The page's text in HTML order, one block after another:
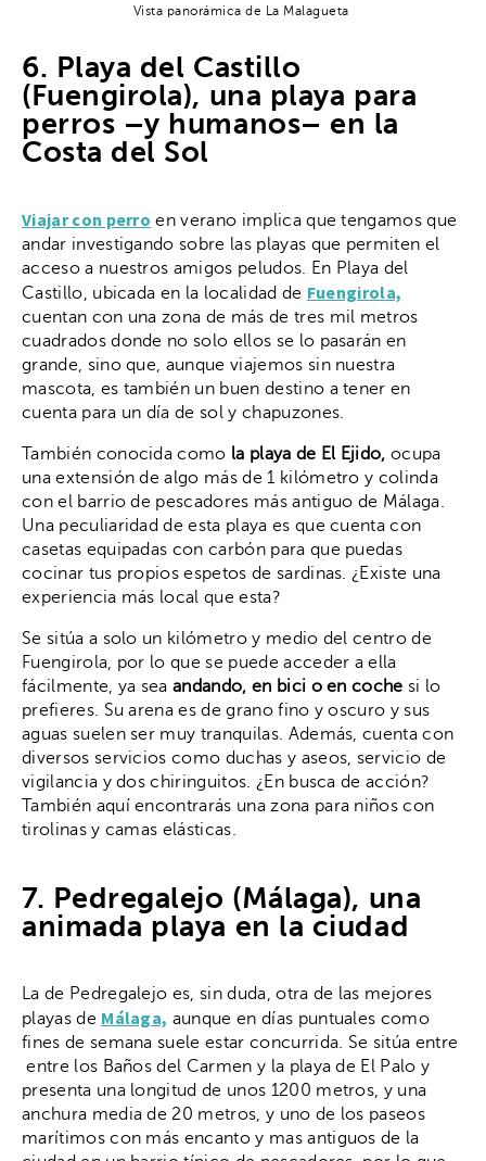
Vista panorámica de La Malagueta
6. Playa del Castillo
(Fuengirola), una playa para
perros –y humanos– en la
Costa del Sol
Viajar con perro en verano implica que tengamos que
andar investigando sobre las playas que permiten el
acceso a nuestros amigos peludos. En Playa del
Castillo, ubicada en la localidad de Fuengirola,
cuentan con una zona de más de tres mil metros
cuadrados donde no solo ellos se lo pasarán en
grande, sino que, aunque viajemos sin nuestra
mascota, es también un buen destino a tener en
cuenta para un día de sol y chapuzones.
También conocida como la playa de El Ejido, ocupa
una extensión de algo más de 1 kilómetro y colinda
con el barrio de pescadores más antiguo de Málaga.
Una peculiaridad de esta playa es que cuenta con
casetas equipadas con carbón para que puedas
cocinar tus propios espetos de sardinas. ¿Existe una
experiencia más local que esta?
Se sitúa a solo un kilómetro y medio del centro de
Fuengirola, por lo que se puede acceder a ella
fácilmente, ya seaandando, en bici o en coche si lo
prefieres. Su arena es de grano fino y oscuro y sus
aguas suelen ser muy tranquilas. Además, cuenta con
diversos servicios como duchas y aseos, servicio de
vigilancia y dos chiringuitos. ¿En busca de acción?
También aquí encontrarás una zona para niños con
tirolinas y camas elásticas.
7. Pedregalejo (Málaga), una
animada playa en la ciudad
La de Pedregalejo es, sin duda, otra de las mejores
playas de Málaga, aunque en días puntuales como
fines de semana suele estar concurrida. Se sitúa entre
entre los Baños del Carmen y la playa de El Palo y
presenta una longitud de unos 1200 metros, y una
anchura media de 20 metros, y uno de los paseos
marítimos con más encanto y mas antiguos de la